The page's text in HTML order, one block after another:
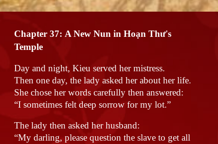
Chapter 37: A New Nun in Hoạn Thư's
Temple
Day and night, Kieu served her mistress.
Then one day, the lady asked her about her life.
She chose her words carefully then answered:
“I sometimes felt deep sorrow for my lot.”
The lady then asked her husband:
“My darling, please question the slave to get all